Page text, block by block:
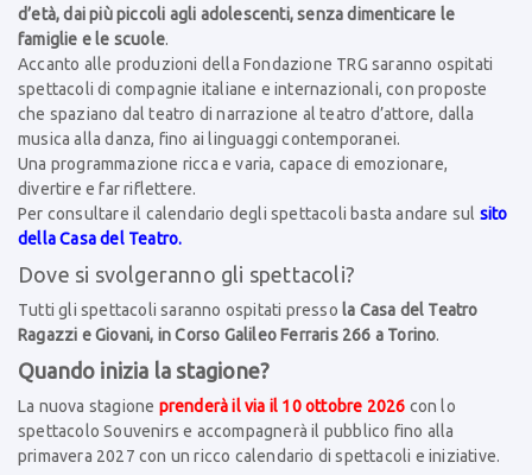
d’età, dai più piccoli agli adolescenti, senza dimenticare le
famiglie e le scuole.
Accanto alle produzioni della Fondazione TRG saranno ospitati
spettacoli di compagnie italiane e internazionali, con proposte
che spaziano dal teatro di narrazione al teatro d’attore, dalla
musica alla danza, fino ai linguaggi contemporanei.
Una programmazione ricca e varia, capace di emozionare,
divertire e far riflettere.
Per consultare il calendario degli spettacoli basta andare sul sito
della Casa del Teatro.
Dove si svolgeranno gli spettacoli?
Tutti gli spettacoli saranno ospitati presso la Casa del Teatro
Ragazzi e Giovani, in Corso Galileo Ferraris 266 a Torino.
Quando inizia la stagione?
La nuova stagione prenderà il via il 10 ottobre 2026 con lo
spettacolo Souvenirs e accompagnerà il pubblico fino alla
primavera 2027 con un ricco calendario di spettacoli e iniziative.